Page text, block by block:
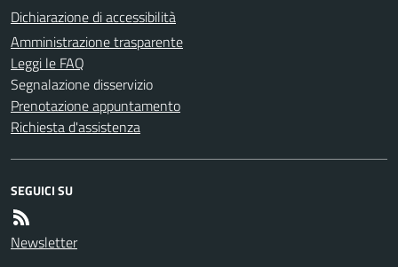
Dichiarazione di accessibilità
Amministrazione trasparente
Leggi le FAQ
Segnalazione disservizio
Prenotazione appuntamento
Richiesta d'assistenza
SEGUICI SU
Newsletter